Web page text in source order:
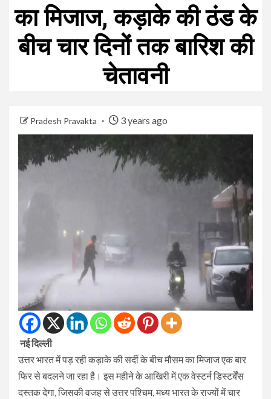
का मिजाज, कड़ाके की ठंड के
बीच चार दिनों तक बारिश की
चेतावनी
Pradesh Pravakta 3 years ago
नई दिल्ली
उत्तर भारत में पड़ रही कड़ाके की सर्दी के बीच मौसम का मिजाज एक बार
फिर से बदलने जा रहा है। इस महीने के आखिरी में एक वेस्टर्न डिस्टर्बेंस
दस्तक देगा, जिसकी वजह से उत्तर पश्चिम, मध्य भारत के राज्यों में चार